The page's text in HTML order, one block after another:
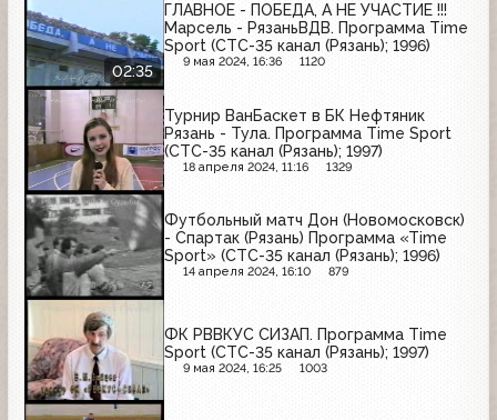
02:35
ГЛАВНОЕ - ПОБЕДА, А НЕ УЧАСТИЕ !!!
Марсель - РязаньВДВ. Программа Time
Sport (СТС-35 канал (Рязань); 1996)
9 мая 2024, 16:36 1120
Турнир ВанБаскет в БК Нефтяник
Рязань - Тула. Программа Time Sport
(СТС-35 канал (Рязань); 1997)
18 апреля 2024, 11:16 1329
Футбольный матч Дон (Новомосковск)
- Спартак (Рязань) Программа «Time
Sport» (СТС-35 канал (Рязань); 1996)
14 апреля 2024, 16:10 879
ФК РВВКУС СИЗАП. Программа Time
Sport (СТС-35 канал (Рязань); 1997)
9 мая 2024, 16:25 1003